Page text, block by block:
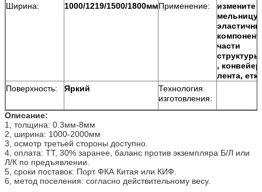
Ширина:
1000/1219/1500/1800ммПрименение:
измените
мельницу,
компонент,
части
структуры
,
лента, етк
Поверхность:
Яркий
Технология
изготовления:
Описание:
1, толщина: 0.3мм-8мм
2, ширина: 1000-2000мм
3, осмотр третьей стороны доступно.
4, оплата: ТТ, 30% заранее, баланс против экземпляра Б/Л или
Л/К по предъявлении.
5, сроки поставок: Порт ФКА Китая или КИФ.
6, метод поселения: согласно действительному весу.